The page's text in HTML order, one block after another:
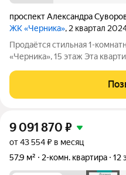
проспект Александра
ЖК «Черника», 2 квартал
Продаётся стильная 1-
«Черника», 15 этаж Эта квартира идеальный
Расположена в новом жилом
верхнем этаже, что
9 091 870 ₽
от 43 554 ₽ в месяц
57,9 м²
2-комн. квартира 12